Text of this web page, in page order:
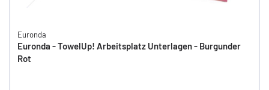
Euronda
Euronda - TowelUp! Arbeitsplatz Unterlagen - Burgunder
Rot